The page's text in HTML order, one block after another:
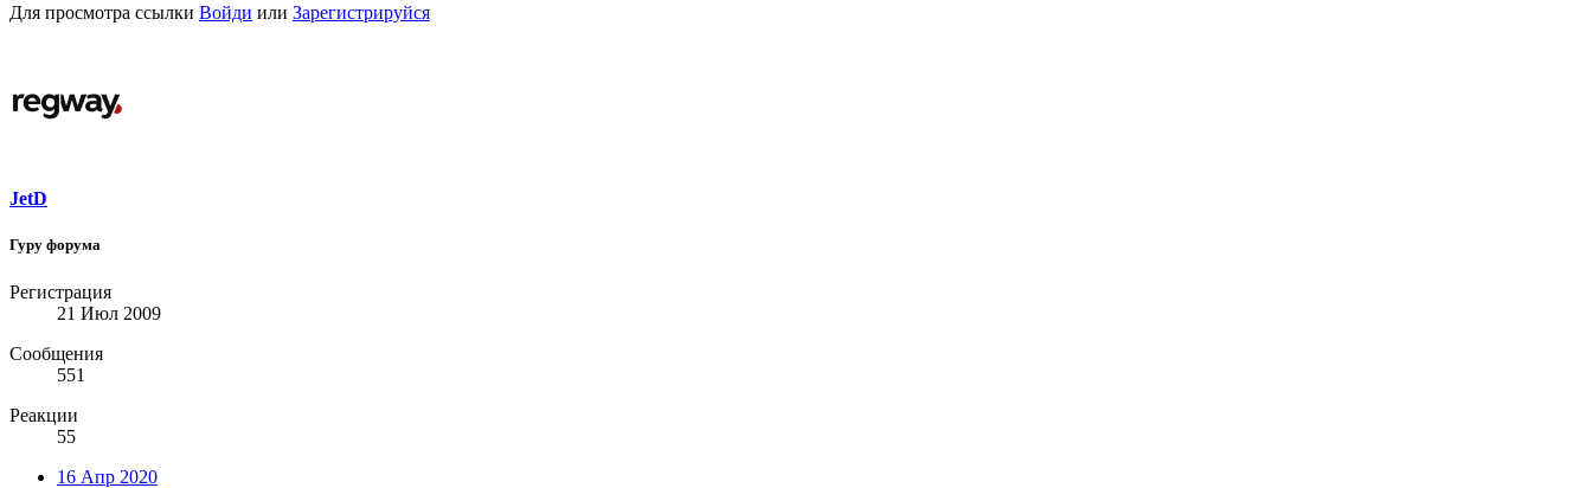
Для просмотра ссылки Войди или Зарегистрируйся
JetD
Гуру форума
Регистрация
21 Июл 2009
Сообщения
551
Реакции
55
16 Апр 2020